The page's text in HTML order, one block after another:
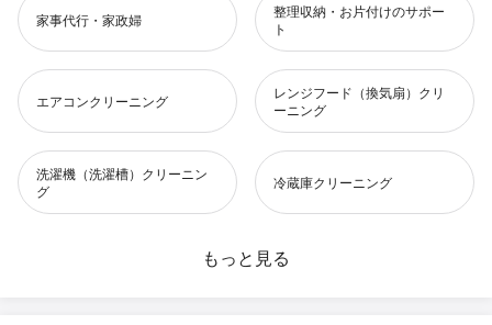
家事代行・家政婦
整理収納・お片付けのサポー
ト
エアコンクリーニング
レンジフード（換気扇）クリ
ーニング
洗濯機（洗濯槽）クリーニン
グ
冷蔵庫クリーニング
お風呂（浴室）クリーニング
もっと見る